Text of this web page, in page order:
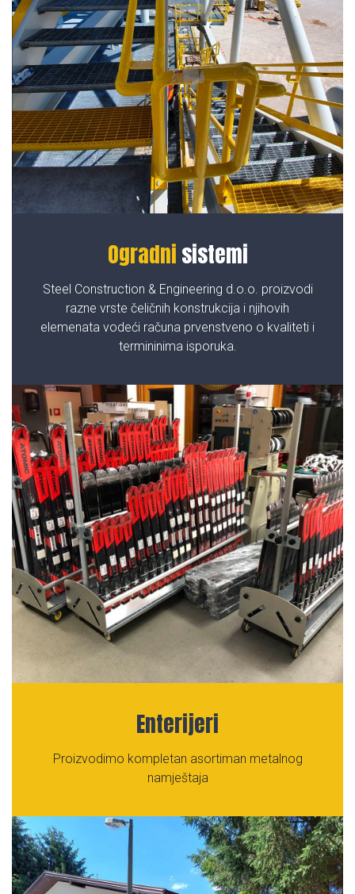
Ogradnisistemi
Steel Construction & Engineering d.o.o. proizvodi
razne vrste čeličnih konstrukcija i njihovih
elemenata vodeći računa prvenstveno o kvaliteti i
termininima isporuka.
Enterijeri
Proizvodimo kompletan asortiman metalnog
namještaja